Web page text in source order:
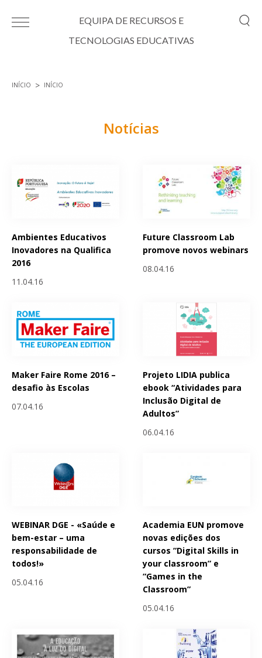
EQUIPA DE RECURSOS E
TECNOLOGIAS EDUCATIVAS
INÍCIO INÍCIO
Notícias
Ambientes Educativos
Inovadores na Qualifica
2016
11.04.16
Future Classroom Lab
promove novos webinars
08.04.16
Maker Faire Rome 2016 –
desafio às Escolas
07.04.16
Projeto LIDIA publica
ebook “Atividades para
Inclusão Digital de
Adultos”
06.04.16
WEBINAR DGE - «Saúde e
bem-estar – uma
responsabilidade de
todos!»
05.04.16
Academia EUN promove
novas edições dos
cursos ”Digital Skills in
your classroom” e
“Games in the
Classroom”
05.04.16
Páginas